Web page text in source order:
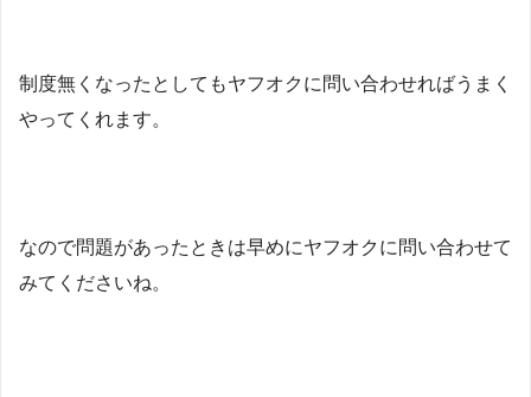
制度無くなったとしてもヤフオクに問い合わせればうまく
やってくれます。
なので問題があったときは早めにヤフオクに問い合わせて
みてくださいね。